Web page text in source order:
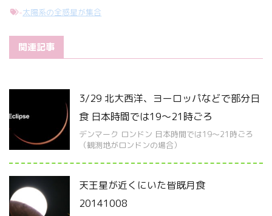
-太陽系の全惑星が集合
関連記事
3/29 北大西洋、ヨーロッパなどで部分日
食 日本時間では19～21時ごろ
デンマーク ロンドン 日本時間では19～21時ごろ
（観測地がロンドンの場合）
天王星が近くにいた皆既月食
20141008